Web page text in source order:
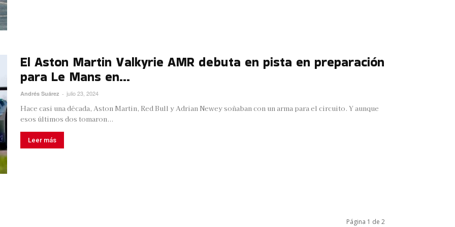
El Aston Martin Valkyrie AMR debuta en pista en preparación
para Le Mans en...
Andrés Suárez - julio 23, 2024
Hace casi una década, Aston Martin, Red Bull y Adrian Newey soñaban con un arma para el circuito. Y aunque
esos últimos dos tomaron...
Leer más
Página 1 de 2